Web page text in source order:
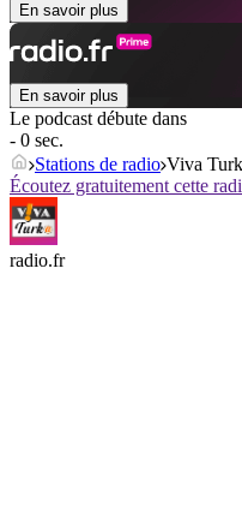
En savoir plus
En savoir plus
Le podcast débute dans
- 0 sec.
Stations de radio Viva
Écoutez gratuitement cette
radio.fr